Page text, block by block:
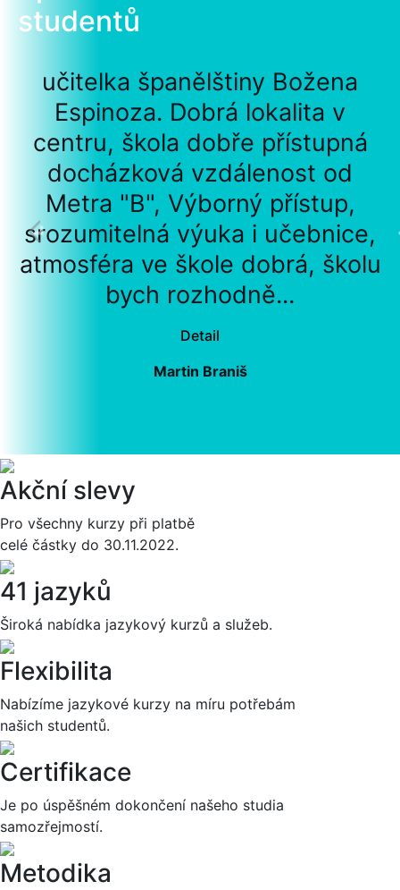
studentů
učitelka španělštiny Božena
Espinoza. Dobrá lokalita v
centru, škola dobře přístupná
docházková vzdálenost od
Metra "B", Výborný přístup,
srozumitelná výuka i učebnice,
atmosféra ve škole dobrá, školu
bych rozhodně...
Detail
Martin Braniš
Akční slevy
Pro všechny kurzy při platbě
celé částky do 30.11.2022.
41 jazyků
Široká nabídka jazykový kurzů a služeb.
Flexibilita
Nabízíme jazykové kurzy na míru potřebám
našich studentů.
Certifikace
Je po úspěšném dokončení našeho studia
samozřejmostí.
Metodika